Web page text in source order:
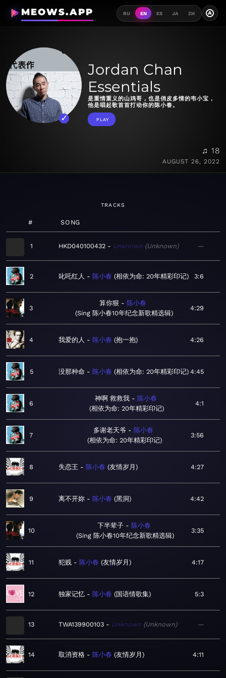
MEOWS.APP RU EN ES JA ZH A
Jordan Chan
Essentials
是重情重义的山鸡哥，也是俏皮多情的韦小宝，
他是唱起歌首首打动你的陈小春。
PLAY
♫ 18
AUGUST 26, 2022
TRACKS
# SONG
1 HKD040100432 Unknown Unknown —
2 叱吒红人 陈小春 相依为命: 20年精彩印记 3:6
3
算你狠
陈小春
Sing 陈小春10年纪念新歌精选辑
4:29
4 我爱的人 陈小春 抱一抱 4:26
5 没那种命 陈小春 相依为命: 20年精彩印记 4:45
6
神啊 救救我
陈小春
相依为命: 20年精彩印记
4:1
7
多谢老天爷
陈小春
相依为命: 20年精彩印记
3:56
8 失恋王 陈小春 友情岁月 4:27
9 离不开妳 陈小春 黑洞 4:42
10
下半辈子
陈小春
Sing 陈小春10年纪念新歌精选辑
3:35
11 犯贱 陈小春 友情岁月 4:17
12 独家记忆 陈小春 国语情歌集 5:3
13 TWA139900103 Unknown Unknown —
14 取消资格 陈小春 友情岁月 4:11